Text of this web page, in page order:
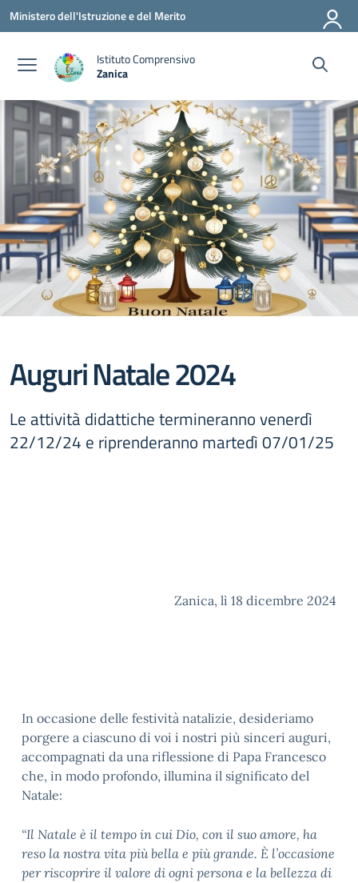
Vai ai contenuti
Vai al menu di navigazione
Vai al footer
Ministero dell'Istruzione e del Merito
Istituto Comprensivo
Zanica
Auguri Natale 2024
Le attività didattiche termineranno venerdì
22/12/24 e riprenderanno martedì 07/01/25
Zanica, lì 18 dicembre 2024
In occasione delle festività natalizie, desideriamo
porgere a ciascuno di voi i nostri più sinceri auguri,
accompagnati da una riflessione di Papa Francesco
che, in modo profondo, illumina il significato del
Natale:
“Il Natale è il tempo in cui Dio, con il suo amore, ha
reso la nostra vita più bella e più grande. È l’occasione
per riscoprire il valore di ogni persona e la bellezza di